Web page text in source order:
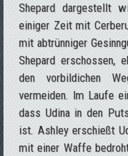
Shepard dargestellt
einiger Zeit mit
mit abtrünniger
Shepard erschossen,
den vorbildichen
vermeiden. Im Laufe
dass Udina in den
ist. Ashley erschießt
mit einer Waffe